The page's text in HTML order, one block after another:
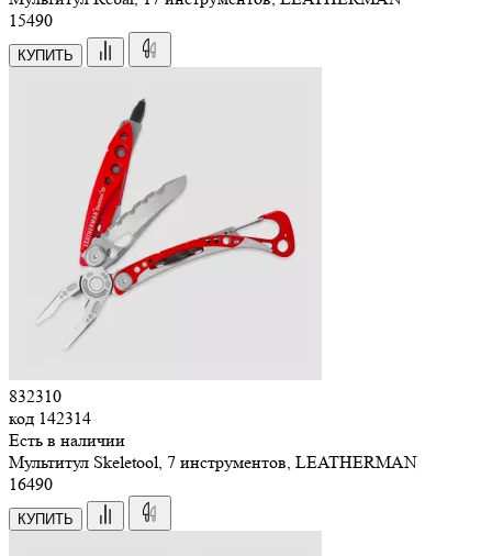
15490
КУПИТЬ
832310
код 142314
Есть в наличии
Мультитул Skeletool, 7 инструментов, LEATHERMAN
16490
КУПИТЬ